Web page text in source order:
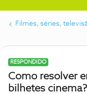
Filmes, séries,
RESPONDIDO
Como resolver
bilhetes cinema?